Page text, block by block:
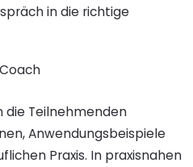
in die richtige
die Teilnehmenden
Anwendungsbeispiele
Praxis. In praxisnahen